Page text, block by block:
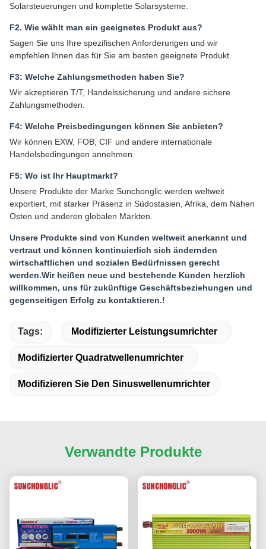
Solarsteuerungen und komplette Solarsysteme.
F2. Wie wählt man ein geeignetes Produkt aus?
Sagen Sie uns Ihre spezifischen Anforderungen und wir
empfehlen Ihnen das für Sie am besten geeignete Produkt.
F3: Welche Zahlungsmethoden haben Sie?
Wir akzeptieren T/T, Handelssicherung und andere sichere
Zahlungsmethoden.
F4: Welche Preisbedingungen können Sie anbieten?
Wir können EXW, FOB, CIF und andere internationale
Handelsbedingungen annehmen.
F5: Wo ist Ihr Hauptmarkt?
Unsere Produkte der Marke Sunchonglic werden weltweit
exportiert, mit starker Präsenz in Südostasien, Afrika, dem Nahen
Osten und anderen globalen Märkten.
Unsere Produkte sind von Kunden weltweit anerkannt und
vertraut und können kontinuierlich sich ändernden
wirtschaftlichen und sozialen Bedürfnissen gerecht
werden.Wir heißen neue und bestehende Kunden herzlich
willkommen, uns für zukünftige Geschäftsbeziehungen und
gegenseitigen Erfolg zu kontaktieren.!
Tags: Modifizierter Leistungsumrichter
Modifizierter Quadratwellenumrichter
Modifizieren Sie Den Sinuswellenumrichter
Verwandte Produkte